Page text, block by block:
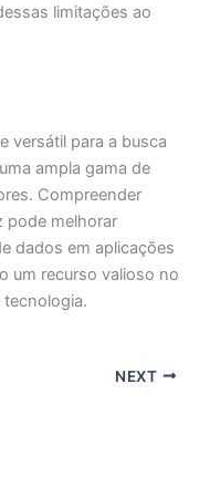
limitações ao
versátil para a busca
ampla gama de
Compreender
pode melhorar
dados em aplicações
um recurso valioso no
tecnologia.
NEXT